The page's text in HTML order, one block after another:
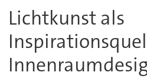
Lichtkunst als